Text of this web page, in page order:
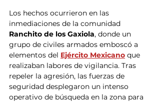
Los hechos ocurrieron en las
inmediaciones de la comunidad
Ranchito de los Gaxiola, donde un
grupo de civiles armados emboscó a
elementos del Ejército Mexicano que
realizaban labores de vigilancia. Tras
repeler la agresión, las fuerzas de
seguridad desplegaron un intenso
operativo de búsqueda en la zona para